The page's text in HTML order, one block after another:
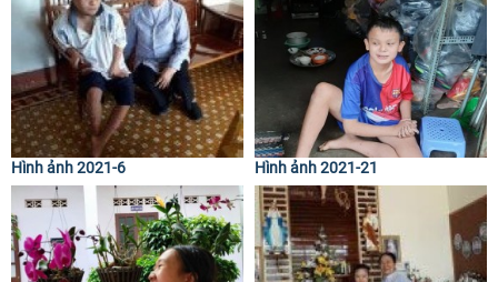
Hình ảnh 2021-6 Hình ảnh 2021-21